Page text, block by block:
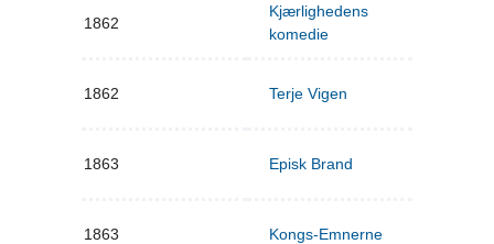
1862
Kjærlighedens
komedie
1862 Terje Vigen
1863 Episk Brand
1863 Kongs-Emnerne